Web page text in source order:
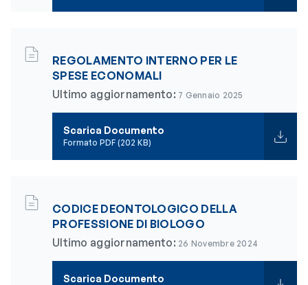
REGOLAMENTO INTERNO PER LE
SPESE ECONOMALI
Ultimo aggiornamento: 7 Gennaio 2025
Scarica Documento
Formato PDF (202 KB)
CODICE DEONTOLOGICO DELLA
PROFESSIONE DI BIOLOGO
Ultimo aggiornamento: 26 Novembre 2024
Scarica Documento